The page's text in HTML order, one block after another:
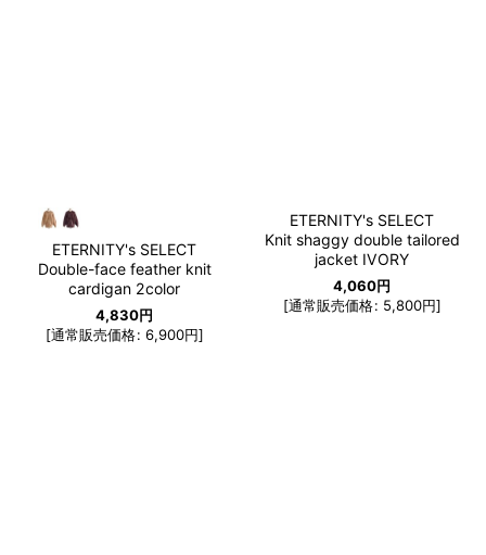
ETERNITY's SELECT
Double-face feather knit
cardigan 2color
4,830円
[通常販売価格: 6,900円]
ETERNITY's SELECT
Knit shaggy double tailored
jacket IVORY
4,060円
[通常販売価格: 5,800円]